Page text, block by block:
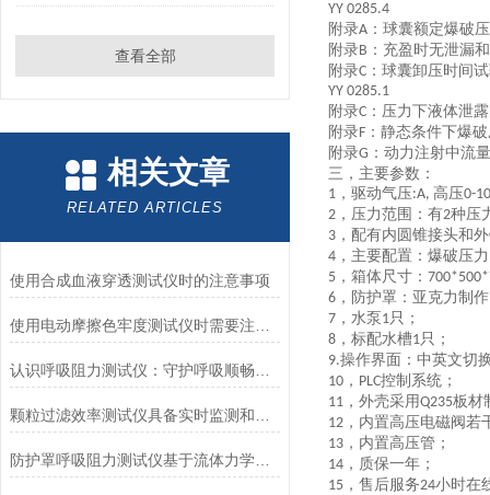
查看全部
相关文章
RELATED ARTICLES
使用合成血液穿透测试仪时的注意事项
防护罩呼吸阻力测试仪基于流体力学与压力传感技术
YY 0285.4
附录A ：球囊额定爆破
附录B ：充盈时无泄漏
附录C ：球囊卸压时间
YY 0285.1
附录C ：压力下液体泄
附录F ：静态条件下爆
附录G ：动力注射中流
三， 主要参数：
1 ， 驱动气压:A, 高压0-10
2 ， 压力范围： 有2种压
3 ， 配有内圆锥接头和
4 ， 主要配置： 爆破压
5 ， 箱体尺寸：
6 ，防护罩：亚克力制作
7 ，水泵 1只；
8 ，标配水槽1只；
9.操作界面：中英文切
10 ， PLC控制系统；
11 ，外壳采用Q235板材
12 ，内置高压电磁阀若
13 ，内置高压管；
14 ，质保一年；
15 ，售后服务24小时在